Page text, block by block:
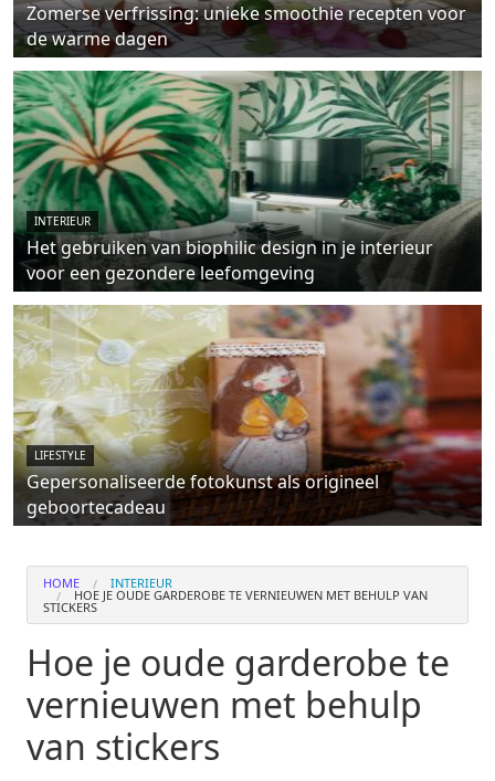
Zomerse verfrissing: unieke smoothie recepten voor
de warme dagen
INTERIEUR
Het gebruiken van biophilic design in je interieur
voor een gezondere leefomgeving
LIFESTYLE
Gepersonaliseerde fotokunst als origineel
geboortecadeau
HOME INTERIEUR
HOE JE OUDE GARDEROBE TE VERNIEUWEN MET BEHULP VAN
STICKERS
Hoe je oude garderobe te
vernieuwen met behulp
van stickers